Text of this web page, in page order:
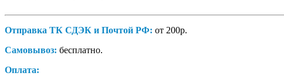
Отправка ТК СДЭК и Почтой РФ: от 200р.
Самовывоз: бесплатно.
Оплата: